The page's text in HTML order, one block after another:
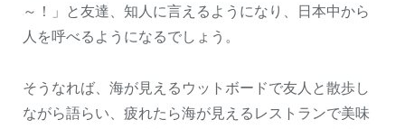
～！」と友達、知人に言えるようになり、日本中から
人を呼べるようになるでしょう。
そうなれば、海が見えるウットボードで友人と散歩し
ながら語らい、疲れたら海が見えるレストランで美味